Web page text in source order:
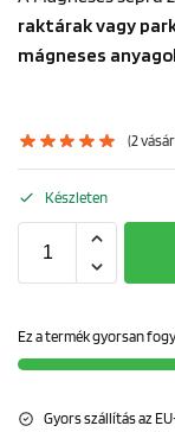
raktárak vagy
mágneses
(2
Készleten
Ez a termék gyorsan
Gyors szállítás az